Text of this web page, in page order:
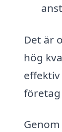
Det är
hög